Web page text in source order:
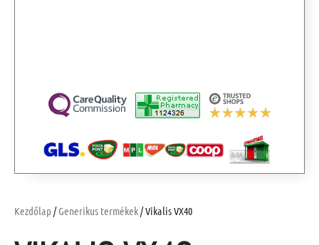
Kezdőlap/Generikus termékek/ Vikalis VX40